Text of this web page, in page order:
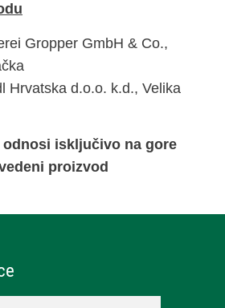
Gropper GmbH & Co.,
Hrvatska d.o.o. k.d., Velika
odnosi isključivo na gore
proizvod